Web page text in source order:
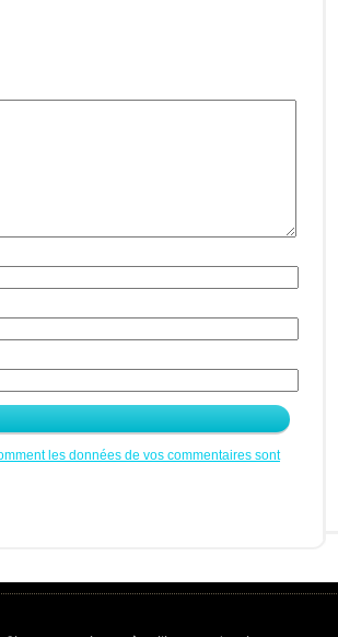
les données de vos commentaires sont